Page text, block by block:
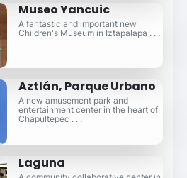
Museo Yancuic
A fantastic and important new
Children's Museum in Iztapalapa . . .
Aztlán, Parque Urbano
A new amusement park and
entertainment center in the heart of
Chapultepec . . .
Laguna